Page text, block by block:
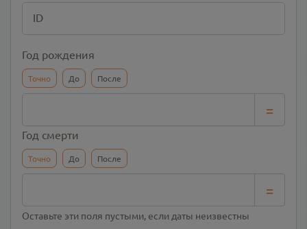
ID
Год рождения
Точно До После
=
Год смерти
Точно До После
=
Оставьте эти поля пустыми, если даты неизвестны